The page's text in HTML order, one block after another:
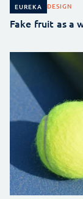
EUREKA DESIGN
Fake fruit as a